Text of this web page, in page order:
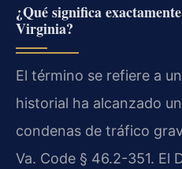
¿Qué significa
Virginia?
El término se refiere a
historial ha alcanzado
condenas de tráfico
Va. Code § 46.2-351. El